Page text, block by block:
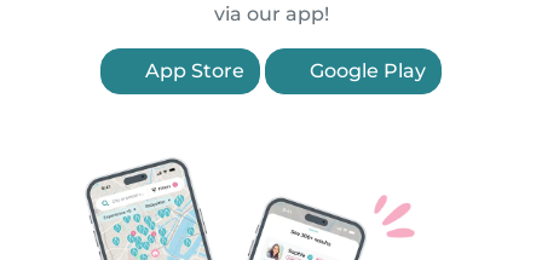
via our app!
App Store Google Play